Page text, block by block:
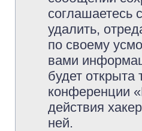
соглашаетесь
удалить,
по своему
вами
будет
конференции
действия
ней.